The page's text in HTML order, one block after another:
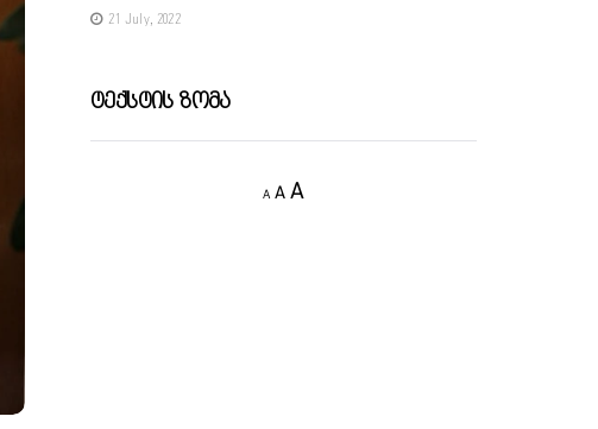
21 July, 2022
Ტექსტის Ზომა
A
Decrease
A Reset
A